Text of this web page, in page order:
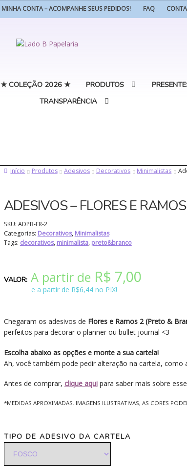
MINHA CONTA – ACOMPANHE SEUS PEDIDOS! FAQ
Pular
Pular
★ COLEÇÃO 2026 ★ PRODUTOS
TRANSPARÊNCIA
Início Produtos Adesivos Decorativos Minimalistas
ADESIVOS – FLORES E
Chegaram os adesivos de Flores e Ramos 2 (Preto &
perfeitos para decorar o planner ou bullet journal <3
Escolha abaixo as opções e monte a sua cartela!
Ah, você também pode pedir alteração na cartela, como
Antes de comprar, clique aquipara saber mais sobre
*MEDIDAS APROXIMADAS. IMAGENS ILUSTRATIVAS, AS CORES
SKU: ADPB-FR-2
Categorias: Decorativos, Minimalistas
Tags: decorativos, minimalista, preto&branco
A partir de R$ 7,00
e a partir de R$6,44 no PIX!
TIPO DE ADESIVO DA CARTELA